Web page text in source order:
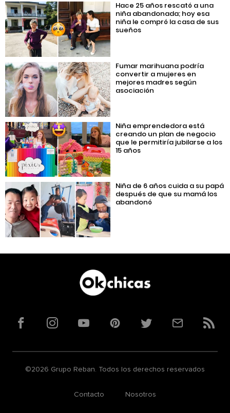
Hace 25 años rescató a una
niña abandonada; hoy esa
niña le compró la casa de sus
sueños
Fumar marihuana podría
convertir a mujeres en
mejores madres según
asociación
Niña emprendedora está
creando un plan de negocio
que le permitiría jubilarse a los
15 años
Niña de 6 años cuida a su papá
después de que su mamá los
abandonó
FacebookInstagramYouTubePinterestTwitterCorreoRSS
©2026 Grupo Reban. Todos los derechos reservados
Contacto Nosotros